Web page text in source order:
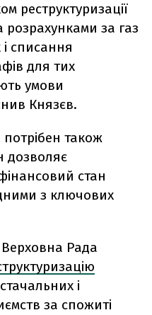
реструктуризації
розрахунками за газ
списання
для тих
умови
Князєв.
також
дозволяє
стан
з ключових
Рада
і
за спожиті